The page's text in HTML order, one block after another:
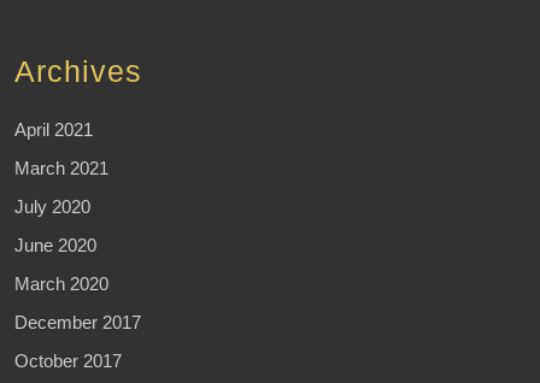
Archives
April 2021
March 2021
July 2020
June 2020
March 2020
December 2017
October 2017